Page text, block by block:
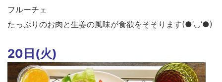
フルーチェ
たっぷりのお肉と生姜の風味が食欲をそそります(●’◡’●)
20日(火)